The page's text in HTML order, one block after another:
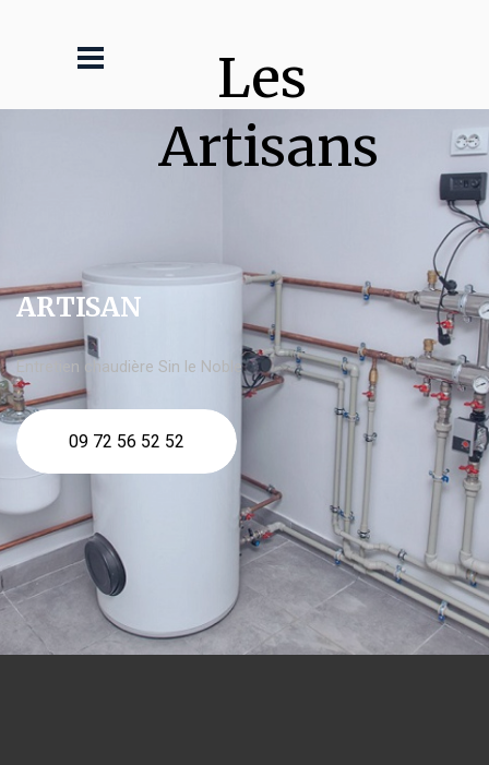
Les
Artisans
ARTISAN
Entretien chaudière Sin le Noble
09 72 56 52 52